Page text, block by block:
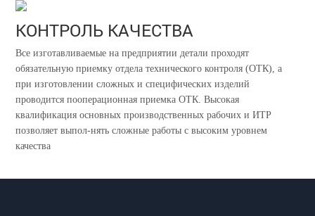
КОНТРОЛЬ КАЧЕСТВА
Все изготавливаемые на предприятии детали проходят
обязательную приемку отдела технического контроля (ОТК), а
при изготовлении сложных и специфических изделий
проводится пооперационная приемка ОТК. Высокая
квалификация основных производственных рабочих и ИТР
позволяет выпол-нять сложные работы с высоким уровнем
качества